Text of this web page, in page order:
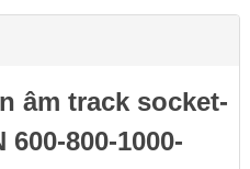
âm track socket-
800-1000-